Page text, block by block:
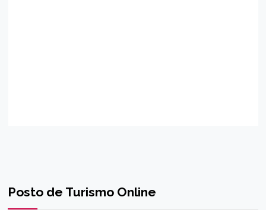
Posto de Turismo Online